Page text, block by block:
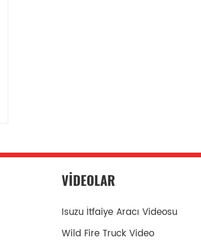
VIDEOLAR
Isuzu İtfaiye Aracı Videosu
Wild Fire Truck Video